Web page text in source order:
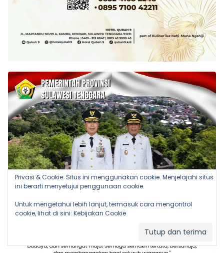
Privasi & Cookie: Situs ini menggunakan cookie. Menjelajahi situs
ini berarti menyetujui penggunaan cookie.
Untuk mengetahui lebih lanjut, termasuk cara mengontrol
cookie, lihat di sini: Kebijakan Cookie